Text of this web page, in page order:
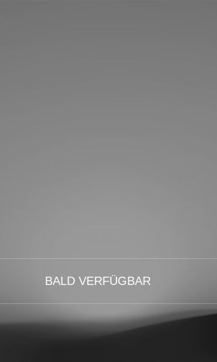
BALD VERFÜGBAR